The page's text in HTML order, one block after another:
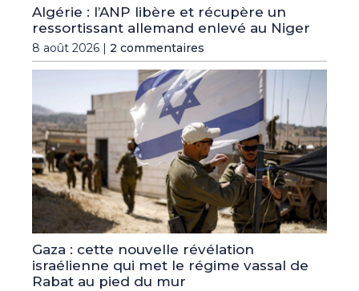
Algérie : l’ANP libère et récupère un
ressortissant allemand enlevé au Niger
8 août 2026 | 2 commentaires
Gaza : cette nouvelle révélation
israélienne qui met le régime vassal de
Rabat au pied du mur